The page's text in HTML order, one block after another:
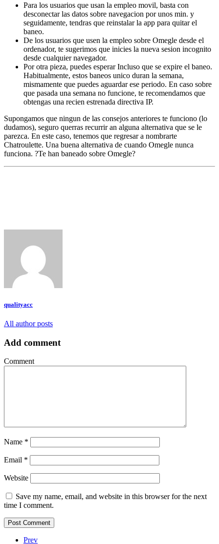
Para los usuarios que usan la empleo movil, basta con
desconectar las datos sobre navegacion por unos min. y
seguidamente, tendras que reinstalar la app para quitar el
baneo.
De los usuarios que usen la empleo sobre Omegle desde el
ordenador, te sugerimos que inicies la nueva sesion incognito
desde cualquier navegador.
Por otra pieza, puedes esperar Incluso que se expire el baneo.
Habitualmente, estos baneos unico duran la semana,
mismamente que puedes aguardar ese periodo. En caso sobre
que pasada una semana no funcione, te recomendamos que
obtengas una recien estrenada directiva IP.
Supongamos que ningun de las consejos anteriores te funciono (lo
dudamos), seguro querras recurrir an alguna alternativa que se le
parezca. En este caso, tenemos que regresar a nombrarte
Chatroulette. Una buena alternativa de cuando Omegle nunca
funciona. ?Te han baneado sobre Omegle?
qualityacc
All author posts
Add comment
Comment
Name *
Email *
Website
Save my name, email, and website in this browser for the next
time I comment.
Prev